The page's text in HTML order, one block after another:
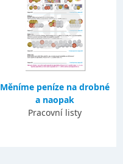
Měníme peníze na drobné
a naopak
Pracovní listy